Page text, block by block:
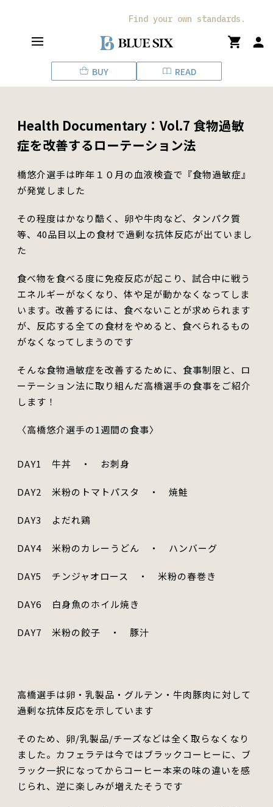
コ
Find your own standards.
BUY READ
Health Documentary：Vol.7 食物過敏
症を改善するローテーション法
橋悠介選手は昨年１０月の血液検査で『食物過敏症』
が発覚しました
その程度はかなり酷く、卵や牛肉など、タンパク質
等、40品目以上の食材で過剰な抗体反応が出ていまし
た
食べ物を食べる度に免疫反応が起こり、試合中に戦う
エネルギーがなくなり、体や足が動かなくなってしま
います。改善するには、食べないことが求められます
が、反応する全ての食材をやめると、食べられるもの
がなくなってしまうのです
そんな食物過敏症を改善するために、食事制限と、ロ
ーテーション法に取り組んだ高橋選手の食事をご紹介
します！
〈高橋悠介選手の1週間の食事〉
DAY1 牛丼 ・ お刺身
DAY2 米粉のトマトパスタ ・ 焼鮭
DAY3 よだれ鶏
DAY4 米粉のカレーうどん ・ ハンバーグ
DAY5 チンジャオロース ・ 米粉の春巻き
DAY6 白身魚のホイル焼き
DAY7 米粉の餃子 ・ 豚汁
高橋選手は卵・乳製品・グルテン・牛肉豚肉に対して
過剰な抗体反応を示しています
そのため、卵/乳製品/チーズなどは全く取らなくなり
ました。カフェラテは今ではブラックコーヒーに、ブ
ラック一択になってからコーヒー本来の味の違いを感
じられ、逆に楽しみが増えたそうです